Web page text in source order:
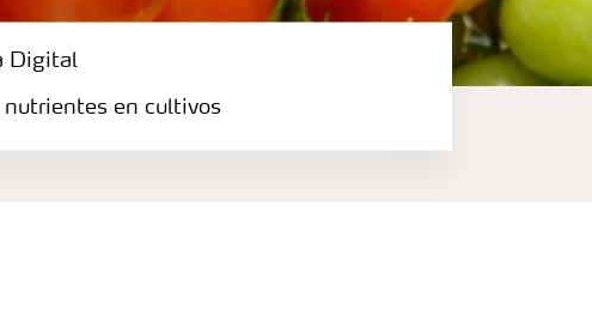
Digital
nutrientes en cultivos